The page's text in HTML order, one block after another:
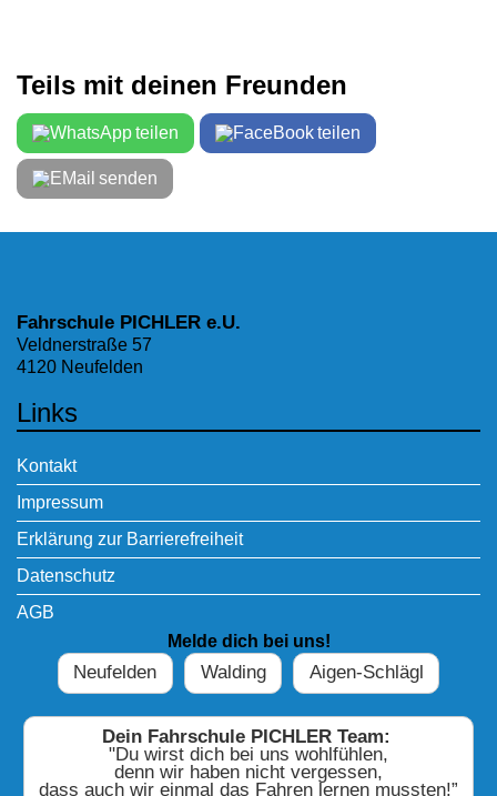
Teils mit deinen Freunden
teilen teilen
senden
Fahrschule PICHLER e.U.
Veldnerstraße 57
4120 Neufelden
Links
Kontakt
Impressum
Erklärung zur Barrierefreiheit
Datenschutz
AGB
Melde dich bei uns!
Neufelden Walding Aigen-Schlägl
Dein Fahrschule PICHLER Team:
"Du wirst dich bei uns wohlfühlen,
denn wir haben nicht vergessen,
dass auch wir einmal das Fahren lernen mussten!”